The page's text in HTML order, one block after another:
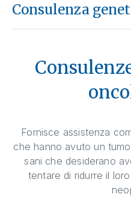
Consulenza
Fornisce assistenza
che hanno avuto un
sani che desiderano
tentare di ridurre il